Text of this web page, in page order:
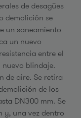
de desagües
demolición se
un saneamiento
un nuevo
entre el
blindaje.
de aire. Se retira
de los
DN300 mm. Se
y, una vez dentro